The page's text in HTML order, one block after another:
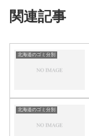
関連記事
北海道のゴミ分別
北海道のゴミ分別